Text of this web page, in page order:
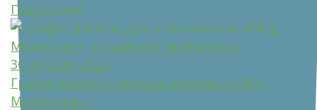
Подробнее
30 апреля, 2025
График работы Детской клиники «РЖД-
Медицина» ...